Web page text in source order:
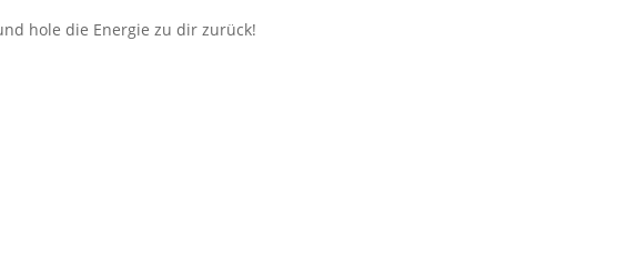
hole die Energie zu dir zurück!